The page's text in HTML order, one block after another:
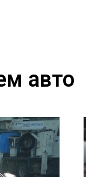
авто